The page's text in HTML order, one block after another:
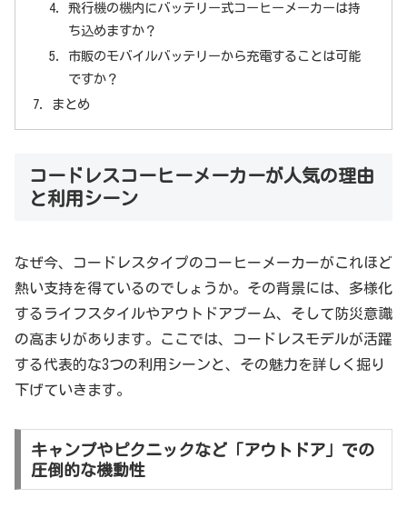
飛行機の機内にバッテリー式コーヒーメーカーは持
ち込めますか？
市販のモバイルバッテリーから充電することは可能
ですか？
まとめ
コードレスコーヒーメーカーが人気の理由
と利用シーン
なぜ今、コードレスタイプのコーヒーメーカーがこれほど
熱い支持を得ているのでしょうか。その背景には、多様化
するライフスタイルやアウトドアブーム、そして防災意識
の高まりがあります。ここでは、コードレスモデルが活躍
する代表的な3つの利用シーンと、その魅力を詳しく掘り
下げていきます。
キャンプやピクニックなど「アウトドア」での
圧倒的な機動性